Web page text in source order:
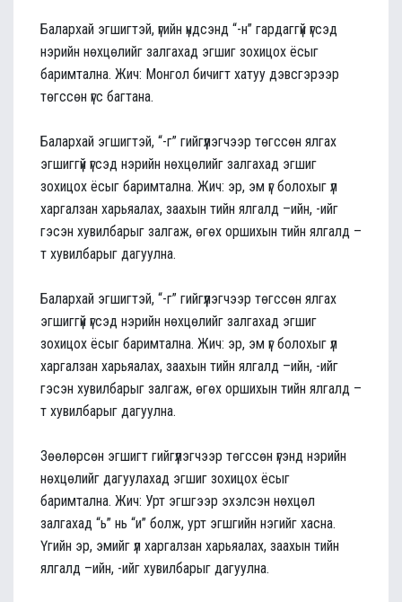
Балархай эгшигтэй, үгийн үндсэнд “-н” гардаггүй үгсэд
нэрийн нөхцөлийг залгахад эгшиг зохицох ёсыг
баримтална. Жич: Монгол бичигт хатуу дэвсгэрээр
төгссөн үгс багтана.
Балархай эгшигтэй, “-г” гийгүүлэгчээр төгссөн ялгах
эгшиггүй үгсэд нэрийн нөхцөлийг залгахад эгшиг
зохицох ёсыг баримтална. Жич: эр, эм үг болохыг үл
харгалзан харьяалах, заахын тийн ялгалд –ийн, -ийг
гэсэн хувилбарыг залгаж, өгөх оршихын тийн ялгалд –
т хувилбарыг дагуулна.
Балархай эгшигтэй, “-г” гийгүүлэгчээр төгссөн ялгах
эгшиггүй үгсэд нэрийн нөхцөлийг залгахад эгшиг
зохицох ёсыг баримтална. Жич: эр, эм үг болохыг үл
харгалзан харьяалах, заахын тийн ялгалд –ийн, -ийг
гэсэн хувилбарыг залгаж, өгөх оршихын тийн ялгалд –
т хувилбарыг дагуулна.
Зөөлөрсөн эгшигт гийгүүлэгчээр төгссөн үгэнд нэрийн
нөхцөлийг дагуулахад эгшиг зохицох ёсыг
баримтална. Жич: Урт эгшгээр эхэлсэн нөхцөл
залгахад “ь” нь “и” болж, урт эгшгийн нэгийг хасна.
Үгийн эр, эмийг үл харгалзан харьяалах, заахын тийн
ялгалд –ийн, -ийг хувилбарыг дагуулна.